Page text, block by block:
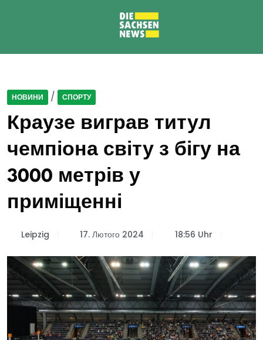
НОВИНИ / СПОРТУ
Краузе виграв титул
чемпіона світу з бігу на
3000 метрів у
приміщенні
Leipzig 17. Лютого 2024 18:56 Uhr